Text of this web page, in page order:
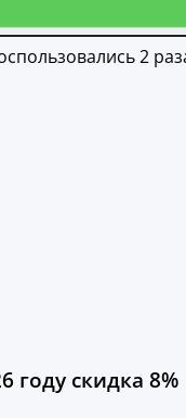
2
году скидка 8%